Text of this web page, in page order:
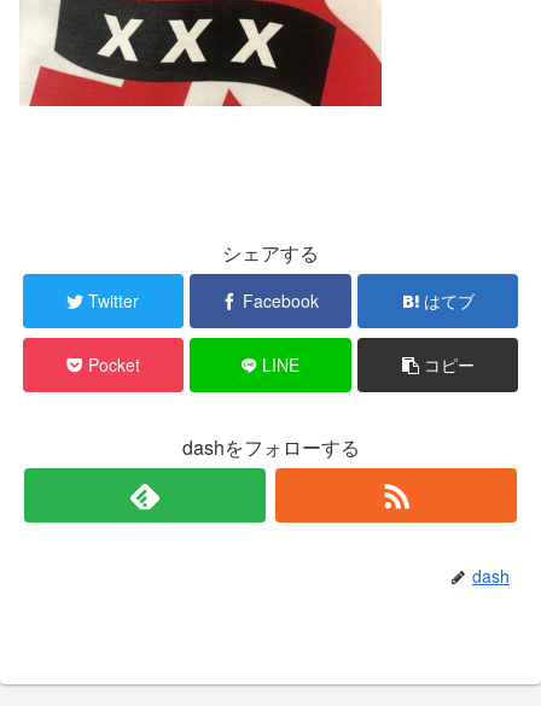
シェアする
Twitter Facebook はてブ
Pocket LINE コピー
dashをフォローする
dash